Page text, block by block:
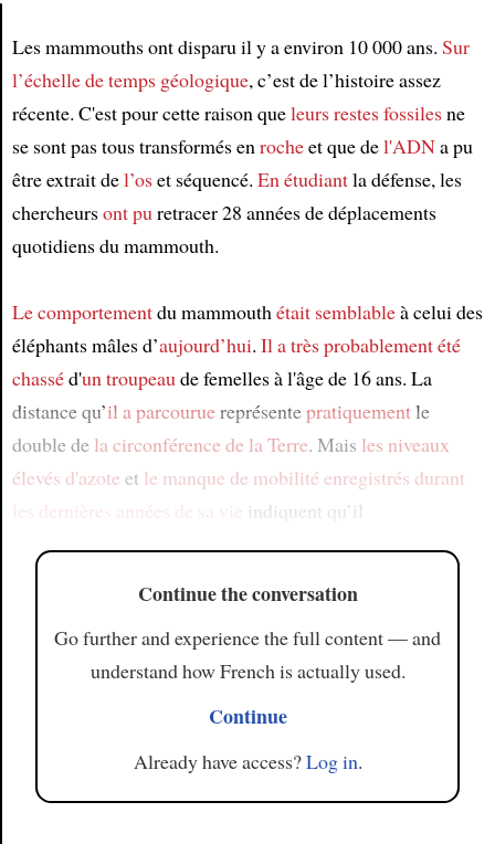
Les mammouths ont disparu il y a environ 10 000 ans. Sur
l’échelle de temps géologique, c’est de l’histoire assez
récente. C'est pour cette raison queleurs restes fossilesne
se sont pas tous transformés en rocheet que del'ADNa pu
être extrait del’oset séquencé. En étudiantla défense, les
chercheursont pu retracer 28 années de déplacements
quotidiens du mammouth.
Le comportementdu mammouth était semblableà celui des
éléphants mâles d’aujourd’hui. Il a très probablement été
chasséd'un troupeau de femelles à l'âge de 16 ans. La
distance qu’il a parcouruereprésentepratiquementle
double de la circonférence de la Terre. Mais les niveaux
élevés d'azote et le manque de mobilité enregistrés durant
les dernières années de sa vie
indiquent qu’il
Continue the conversation
Go further and experience the full content — and
understand how French is actually used.
Continue
Already have access?Log in.